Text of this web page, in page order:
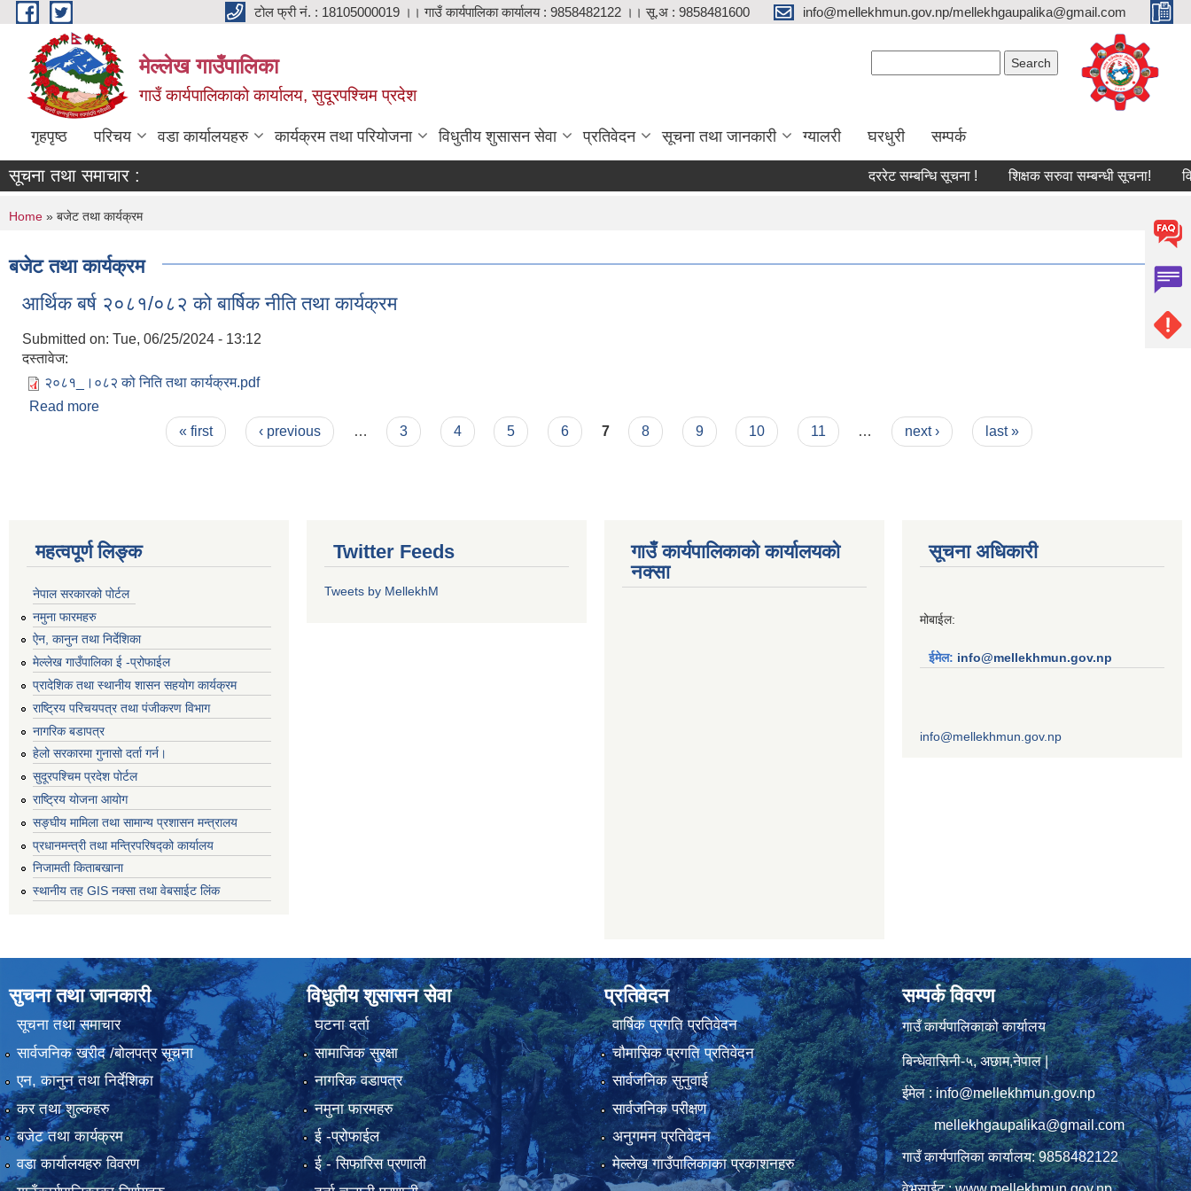
Skip to main content टोल फ्री नं. : 18105000019 ।। गाउँ कार्यपालिका कार्यालय : 9858482122 ।। सू.अ : 9858481600 info@mellekhmun.gov.np/mellekhgaupalika@gmail.com
मेल्लेख गाउँपालिका
गाउँ कार्यपालिकाको कार्यालय, सुदूरपश्चिम प्रदेश
गृहपृष्ठ परिचय वडा कार्यालयहरु कार्यक्रम तथा परियोजना विधुतीय शुसासन सेवा प्रतिवेदन सूचना तथा जानकारी ग्यालरी घरधुरी सम्पर्क
सूचना तथा समाचार : दररेट सम्बन्धि सूचना ! शिक्षक सरुवा सम्बन्धी सूचना!
You are here
Home » बजेट तथा कार्यक्रम
बजेट तथा कार्यक्रम
आर्थिक बर्ष २०८१/०८२ को बार्षिक नीति तथा कार्यक्रम
Submitted on: Tue, 06/25/2024 - 13:12
दस्तावेज:
२०८१_।०८२ को निति तथा कार्यक्रम.pdf
Read more
« first ‹ previous … 3 4 5 6 7 8 9 10 11 … next › last »
महत्वपूर्ण लिङ्क
नेपाल सरकारको पोर्टल
नमुना फारमहरु
ऐन, कानुन तथा निर्देशिका
मेल्लेख गाउँपालिका ई -प्रोफाईल
प्रादेशिक तथा स्थानीय शासन सहयोग कार्यक्रम
राष्ट्रिय परिचयपत्र तथा पंजीकरण विभाग
नागरिक बडापत्र
हेलो सरकारमा गुनासो दर्ता गर्न।
सुदूरपश्चिम प्रदेश पोर्टल
राष्ट्रिय योजना आयोग
सङ्‍घीय मामिला तथा सामान्य प्रशासन मन्त्रालय
प्रधानमन्त्री तथा मन्त्रिपरिषद्को कार्यालय
निजामती किताबखाना
स्थानीय तह GIS नक्सा तथा वेबसाईट लिंक
Twitter Feeds
Tweets by MellekhM
गाउँ कार्यपालिकाको कार्यालयको
नक्सा
सूचना अधिकारी
मोबाईल:
ईमेल: info@mellekhmun.gov.np
info@mellekhmun.gov.np
सुचना तथा जानकारी
सूचना तथा समाचार
सार्वजनिक खरीद /बोलपत्र सूचना
एन, कानुन तथा निर्देशिका
कर तथा शुल्कहरु
बजेट तथा कार्यक्रम
वडा कार्यालयहरु विवरण
विधुतीय शुसासन सेवा
घटना दर्ता
सामाजिक सुरक्षा
नागरिक वडापत्र
नमुना फारमहरु
ई -प्रोफाईल
ई‍ - सिफारिस प्रणाली
प्रतिवेदन
वार्षिक प्रगति प्रतिवेदन
चौमासिक प्रगति प्रतिवेदन
सार्वजनिक सुनुवाई
सार्वजनिक परीक्षण
अनुगमन प्रतिवेदन
मेल्लेख गाउँपालिकाका प्रकाशनहरु
सम्पर्क विवरण
गाउँ कार्यपालिकाको कार्यालय
बिन्धेवासिनी-५, अछाम,नेपाल |
ईमेल : info@mellekhmun.gov.np
mellekhgaupalika@gmail.com
गाउँ कार्यपालिका कार्यालय: 9858482122